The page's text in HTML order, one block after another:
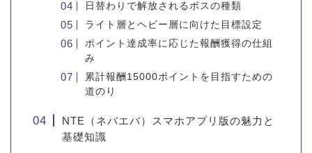
日替わりで解放されるボスの種類
ライト層とヘビー層に向けた目標設定
ポイント達成率に応じた報酬獲得の仕組
み
累計報酬15000ポイントを目指すための
道のり
NTE（ネバエバ）スマホアプリ版の魅力と
基礎知識